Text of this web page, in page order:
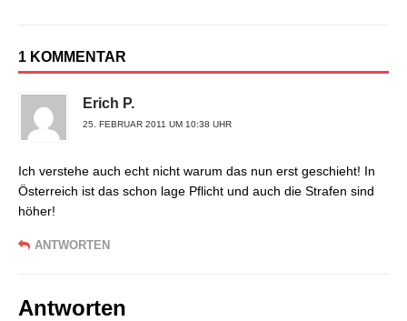
1 KOMMENTAR
Erich P.
25. FEBRUAR 2011 UM 10:38 UHR
Ich verstehe auch echt nicht warum das nun erst geschieht! In
Österreich ist das schon lage Pflicht und auch die Strafen sind
höher!
ANTWORTEN
Antworten